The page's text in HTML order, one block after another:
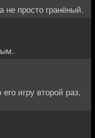
не просто гранёный.
игру второй раз,